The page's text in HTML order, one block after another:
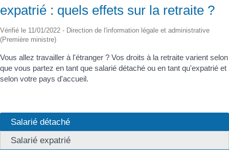
expatrié : quels effets sur la retraite ?
Vérifié le 11/01/2022 - Direction de l'information légale et administrative
(Première ministre)
Vous allez travailler à l'étranger ? Vos droits à la retraite varient selon
que vous partez en tant que salarié détaché ou en tant qu'expatrié et
selon votre pays d'accueil.
Salarié détaché
Salarié expatrié